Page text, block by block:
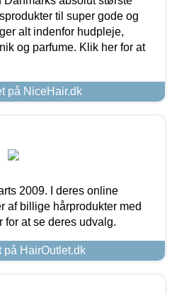
til super gode og
alt indenfor hudpleje,
og parfume. Klik her for at
på NiceHair.dk
2009. I deres online
af billige hårprodukter med
for at se deres udvalg.
på HairOutlet.dk